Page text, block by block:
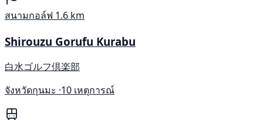
สนามกอล์ฟ 1.6 km
Shirouzu Gorufu Kurabu
白水ゴルフ倶楽部
จังหวัดกุนมะ ·10 เหตุการณ์